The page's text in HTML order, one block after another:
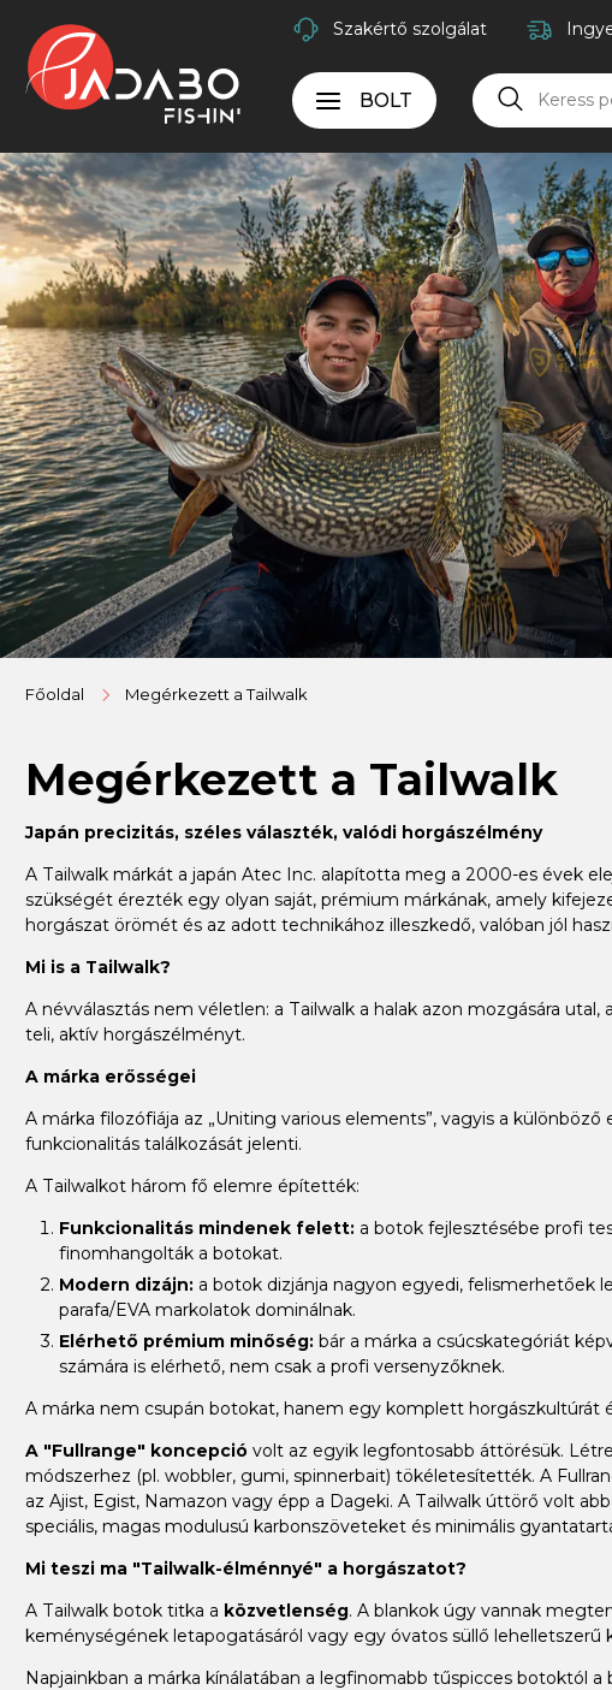
Szakértő szolgálat
BOLT
Főoldal Megérkezett a Tailwalk
Megérkezett a Tailwalk
Japán precizitás, széles választék, valódi horgászélmény
A Tailwalk márkát a japán Atec Inc. alapította meg a 2000-es évek
szükségét érezték egy olyan saját, prémium márkának, amely
horgászat örömét és az adott technikához illeszkedő, valóban jól
Mi is a Tailwalk?
A névválasztás nem véletlen: a Tailwalk a halak azon mozgására
teli, aktív horgászélményt.
A márka erősségei
A márka filozófiája az „Uniting various elements”, vagyis a
funkcionalitás találkozását jelenti.
A Tailwalkot három fő elemre építették:
Funkcionalitás mindenek felett: a botok fejlesztésébe profi
finomhangolták a botokat.
Modern dizájn: a botok dizjánja nagyon egyedi, felismerhetőek
parafa/EVA markolatok dominálnak.
Elérhető prémium minőség: bár a márka a csúcskategóriát
számára is elérhető, nem csak a profi versenyzőknek.
A márka nem csupán botokat, hanem egy komplett horgászkultúrát
A "Fullrange" koncepció volt az egyik legfontosabb áttörésük.
módszerhez (pl. wobbler, gumi, spinnerbait) tökéletesítették. A
az Ajist, Egist, Namazon vagy épp a Dageki. A Tailwalk úttörő volt
speciális, magas modulusú karbonszöveteket és minimális
Mi teszi ma "Tailwalk-élménnyé" a horgászatot?
A Tailwalk botok titka a közvetlenség. A blankok úgy vannak
keménységének letapogatásáról vagy egy óvatos süllő
Napjainkban a márka kínálatában a legfinomabb tűspicces botoktól